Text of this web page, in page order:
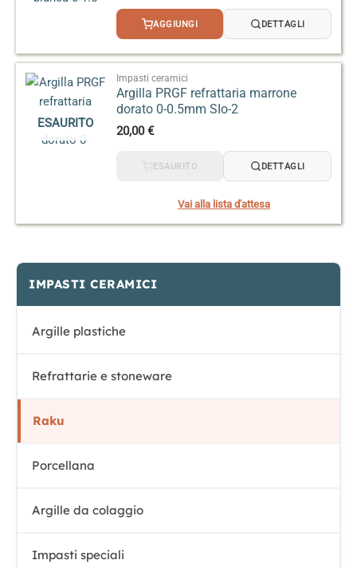
IMPASTI CERAMICI
Argille plastiche
Refrattarie e stoneware
Raku
Porcellana
Argille da colaggio
Impasti speciali
AGGIUNGI DETTAGLI
ESAURITO
Impasti ceramici
Argilla PRGF refrattaria marrone
dorato 0-0.5mm SIo-2
20,00€
ESAURITO DETTAGLI
Vai alla lista d'attesa